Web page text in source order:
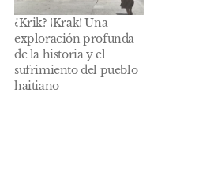
¿Krik? ¡Krak! Una
exploración profunda
de la historia y el
sufrimiento del pueblo
haitiano